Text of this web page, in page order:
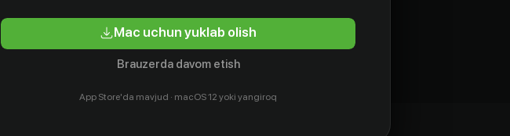
Mac uchun yuklab olish
Brauzerda davom etish
App Store'da mavjud · macOS 12 yoki yangiroq